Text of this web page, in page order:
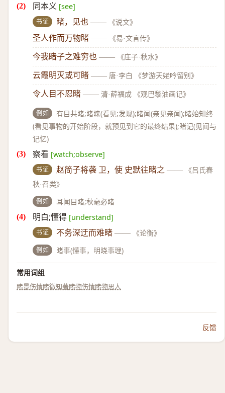
同本义 [see]
书证 睹，见也 —— 《说文》
圣人作而万物睹 —— 《易·文言传》
今我睹子之难穷也 —— 《庄子·秋水》
云霞明灭或可睹 —— 唐·李白 《梦游天姥吟留别》
令人目不忍睹 —— 清·薛福成 《观巴黎油画记》
例如
有目共睹;睹睐(看见;发现);睹闻(亲见亲闻);睹始知终
(看见事物的开始阶段，就预见到它的最终结果);睹记(见闻与
记忆)
察看 [watch;observe]
书证 赵简子将袭 卫，使 史默往睹之 ——
《吕氏春
秋·召类》
例如 耳闻目睹;秋毫必睹
明白;懂得 [understand]
书证 不务深迂而难睹 —— 《论衡》
例如 睹事(懂事，明晓事理)
常用词组
睹景伤情睹微知著睹物伤情睹物思人
反馈